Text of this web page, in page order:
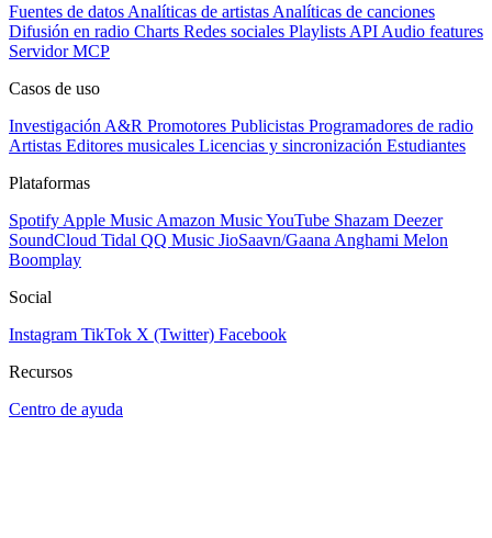
Fuentes de datos Analíticas de artistas Analíticas de canciones
Difusión en radio Charts Redes sociales Playlists API Audio features
Servidor MCP
Casos de uso
Investigación A&R Promotores Publicistas Programadores de radio
Artistas Editores musicales Licencias y sincronización Estudiantes
Plataformas
Spotify Apple Music Amazon MusicYouTube Shazam Deezer
SoundCloud Tidal QQ Music JioSaavn/Gaana Anghami Melon
Boomplay
Social
Instagram TikTok X (Twitter) Facebook
Recursos
Centro de ayuda